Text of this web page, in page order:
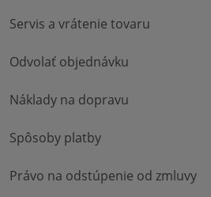
Servis a vrátenie tovaru
Odvolať objednávku
Náklady na dopravu
Spôsoby platby
Právo na odstúpenie od zmluvy